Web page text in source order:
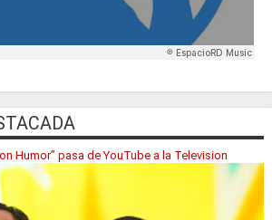
Humor” pasa de YouTube a la Television